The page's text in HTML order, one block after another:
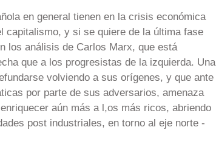
en general tienen en la crisis económica
capitalismo, y si se quiere de la última fase
los análisis de Carlos Marx, que está
que a los progresistas de la izquierda. Una
volviendo a sus orígenes, y que ante
por parte de sus adversarios, amenaza
aún más a l,os más ricos, abriendo
post industriales, en torno al eje norte -